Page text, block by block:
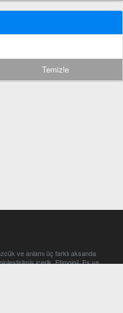
Temizle
ve anlamı üç farklı aksanda
içerik. Etimoloji, Eş ve